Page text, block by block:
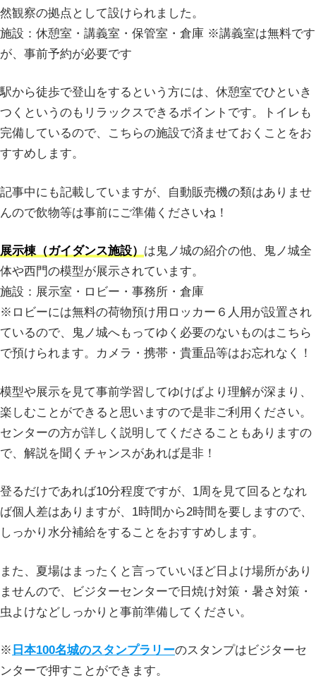
然観察の拠点として設けられました。
施設：休憩室・講義室・保管室・倉庫 ※講義室は無料です
が、事前予約が必要です
駅から徒歩で登山をするという方には、休憩室でひといき
つくというのもリラックスできるポイントです。トイレも
完備しているので、こちらの施設で済ませておくことをお
すすめします。
記事中にも記載していますが、自動販売機の類はありませ
んので飲物等は事前にご準備くださいね！
展示棟（ガイダンス施設） は鬼ノ城の紹介の他、鬼ノ城全
体や西門の模型が展示されています。
施設：展示室・ロビー・事務所・倉庫
※ロビーには無料の荷物預け用ロッカー６人用が設置され
ているので、鬼ノ城へもってゆく必要のないものはこちら
で預けられます。カメラ・携帯・貴重品等はお忘れなく！
模型や展示を見て事前学習してゆけばより理解が深まり、
楽しむことができると思いますので是非ご利用ください。
センターの方が詳しく説明してくださることもありますの
で、解説を聞くチャンスがあれば是非！
登るだけであれば10分程度ですが、1周を見て回るとなれ
ば個人差はありますが、1時間から2時間を要しますので、
しっかり水分補給をすることをおすすめします。
また、夏場はまったくと言っていいほど日よけ場所があり
ませんので、ビジターセンターで日焼け対策・暑さ対策・
虫よけなどしっかりと事前準備してください。
※ 日本100名城のスタンプラリーのスタンプはビジターセ
ンターで押すことができます。